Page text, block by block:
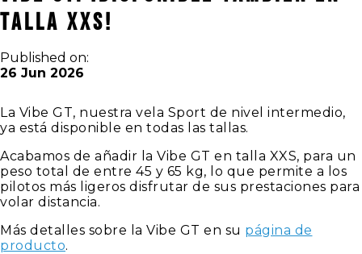
talla XXS!
Published on:
26 Jun 2026
La Vibe GT, nuestra vela Sport de nivel intermedio,
ya está disponible en todas las tallas.
Acabamos de añadir la Vibe GT en talla XXS, para un
peso total de entre 45 y 65 kg, lo que permite a los
pilotos más ligeros disfrutar de sus prestaciones para
volar distancia.
Más detalles sobre la Vibe GT en su página de
producto.